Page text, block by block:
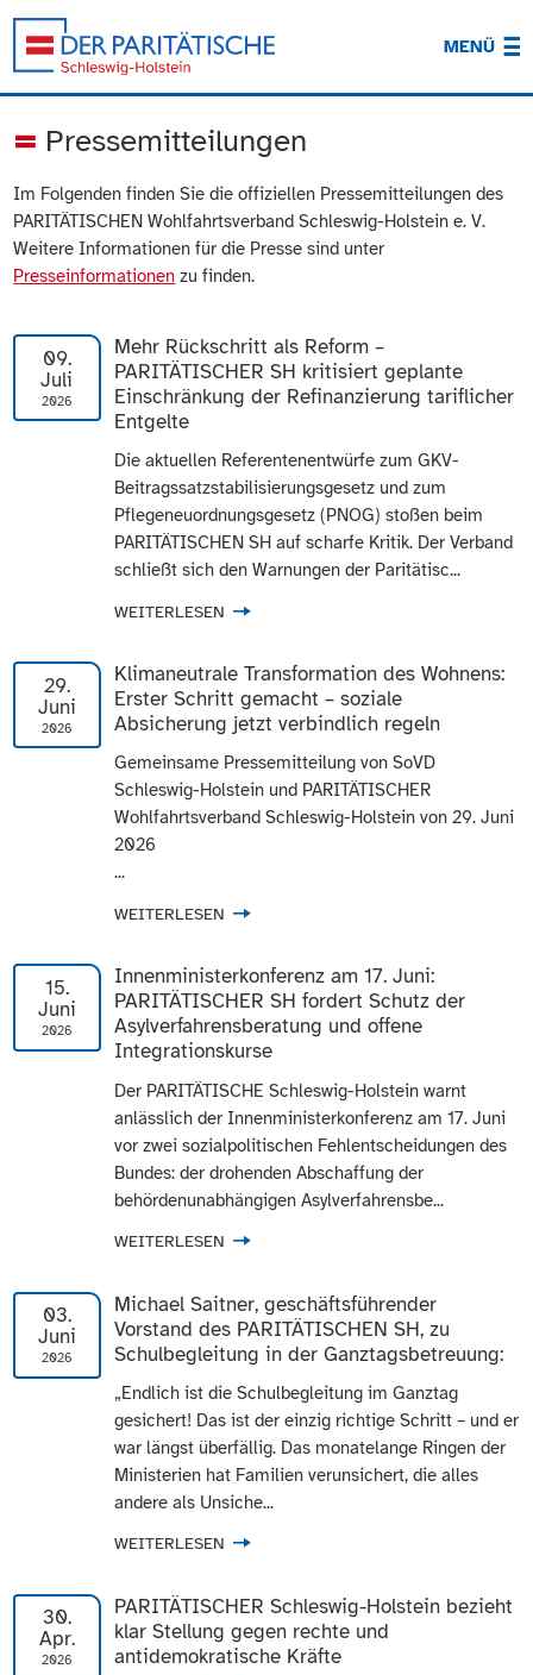
MENÜ
Pressemitteilungen
Im Folgenden finden Sie die offiziellen Pressemitteilungen des
PARITÄTISCHEN Wohlfahrtsverband Schleswig-Holstein e. V.
Weitere Informationen für die Presse sind unter
Presseinformationen zu finden.
09.
Juli
2026
Mehr Rückschritt als Reform –
PARITÄTISCHER SH kritisiert geplante
Einschränkung der Refinanzierung tariflicher
Entgelte
Die aktuellen Referentenentwürfe zum GKV-
Beitragssatzstabilisierungsgesetz und zum
Pflegeneuordnungsgesetz (PNOG) stoßen beim
PARITÄTISCHEN SH auf scharfe Kritik. Der Verband
schließt sich den Warnungen der Paritätisc...
WEITERLESEN
29.
Juni
2026
Klimaneutrale Transformation des Wohnens:
Erster Schritt gemacht – soziale
Absicherung jetzt verbindlich regeln
Gemeinsame Pressemitteilung von SoVD
Schleswig-Holstein und PARITÄTISCHER
Wohlfahrtsverband Schleswig-Holstein von 29. Juni
2026
...
WEITERLESEN
15.
Juni
2026
Innenministerkonferenz am 17. Juni:
PARITÄTISCHER SH fordert Schutz der
Asylverfahrensberatung und offene
Integrationskurse
Der PARITÄTISCHE Schleswig-Holstein warnt
anlässlich der Innenministerkonferenz am 17. Juni
vor zwei sozialpolitischen Fehlentscheidungen des
Bundes: der drohenden Abschaffung der
behördenunabhängigen Asylverfahrensbe...
WEITERLESEN
03.
Juni
2026
Michael Saitner, geschäftsführender
Vorstand des PARITÄTISCHEN SH, zu
Schulbegleitung in der Ganztagsbetreuung:
„Endlich ist die Schulbegleitung im Ganztag
gesichert! Das ist der einzig richtige Schritt – und er
war längst überfällig. Das monatelange Ringen der
Ministerien hat Familien verunsichert, die alles
andere als Unsiche...
WEITERLESEN
30.
Apr.
2026
PARITÄTISCHER Schleswig-Holstein bezieht
klar Stellung gegen rechte und
antidemokratische Kräfte